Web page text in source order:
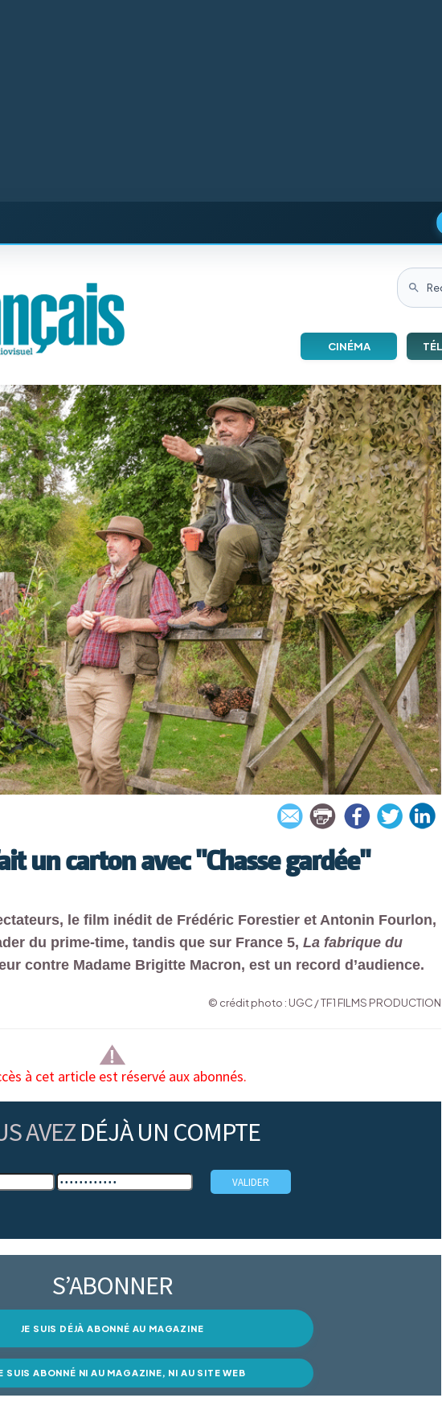
CINÉMA
un carton avec "Chasse gardée"
le film inédit de Frédéric Forestier et Antonin Fourlon,
du prime-time, tandis que sur France 5, La fabrique du
contre Madame Brigitte Macron, est un record d’audience.
© crédit photo : UGC / TF1 FILMS PRODUCTION
à cet article est réservé aux abonnés.
AVEZ DÉJÀ UN COMPTE
S’ABONNER
JE SUIS DÉJÀ ABONNÉ AU MAGAZINE
SUIS ABONNÉ NI AU MAGAZINE, NI AU SITE WEB